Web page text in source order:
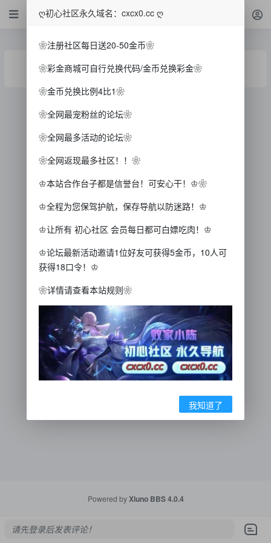
主题不存在
Powered byXiuno BBS4.0.4
请先登录后发表评论！
ღ初心社区永久域名：cxcx0.cc ღ
❀注册社区每日送20-50金币❀
❀彩金商城可自行兑换代码/金币兑换彩金❀
❀金币兑换比例4比1❀
❀全网最宠粉丝的论坛❀
❀全网最多活动的论坛❀
❀全网返现最多社区！！❀
♔本站合作台子都是信誉台！可安心干！♔❀
♔全程为您保驾护航，保存导航以防迷路！♔
♔让所有 初心社区 会员每日都可白嫖吃肉！♔
♔论坛最新活动邀请1位好友可获得5金币，10人可
获得18口令！♔
❀详情请查看本站规则❀
我知道了